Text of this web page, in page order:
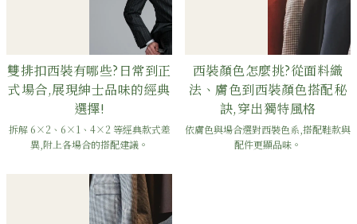
雙排扣西裝有哪些?日常到正
式場合,展現紳士品味的經典
選擇!
拆解 6×2、6×1、4×2 等經典款式差
異,附上各場合的搭配建議。
西裝顏色怎麼挑?從面料織
法、膚色到西裝顏色搭配秘
訣,穿出獨特風格
依膚色與場合選對西裝色系,搭配鞋款與
配件更顯品味。